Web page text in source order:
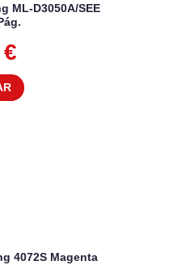
ML-D3050A/SEE
€
4072S Magenta